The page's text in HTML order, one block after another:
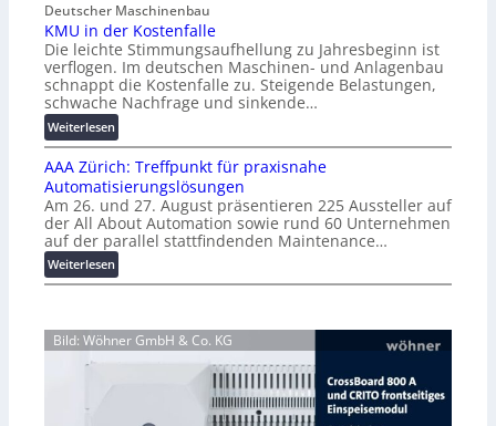
m
a
t
i
o
n
z
u
m
L
a
s
t
s
t
z
t
e
l
l
g
e
n
t
e
N
u
t
z
u
g
s
Deutscher Maschinenbau
KMU in der Kostenfalle
Die leichte Stimmungsaufhellung zu Jahresbeginn ist
verflogen. Im deutschen Maschinen- und Anlagenbau
schnappt die Kostenfalle zu. Steigende Belastungen,
schwache Nachfrage und sinkende…
Weiterlesen:
K
M
U
i
n
d
e
r
s
AAA Zürich: Treffpunkt für praxisnahe
Automatisierungslösungen
Am 26. und 27. August präsentieren 225 Aussteller auf
der All About Automation sowie rund 60 Unternehmen
auf der parallel stattfindenden Maintenance…
Weiterlesen:
A
Z
Bild: Wöhner GmbH & Co. KG